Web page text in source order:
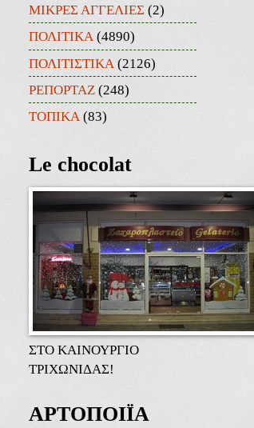
ΜΙΚΡΕΣ ΑΓΓΕΛΙΕΣ (2)
ΠΟΛΙΤΙΚΑ (4890)
ΠΟΛΙΤΙΣΤΙΚΑ (2126)
ΡΕΠΟΡΤΑΖ (248)
ΤΟΠΙΚΑ (83)
Le chocolat
ΣΤΟ ΚΑΙΝΟΥΡΓΙΟ
ΤΡΙΧΩΝΙΔΑΣ!
ΑΡΤΟΠΟΙΪΑ